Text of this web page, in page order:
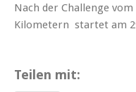
Nach der Challenge
Kilometern startet am
Teilen mit: